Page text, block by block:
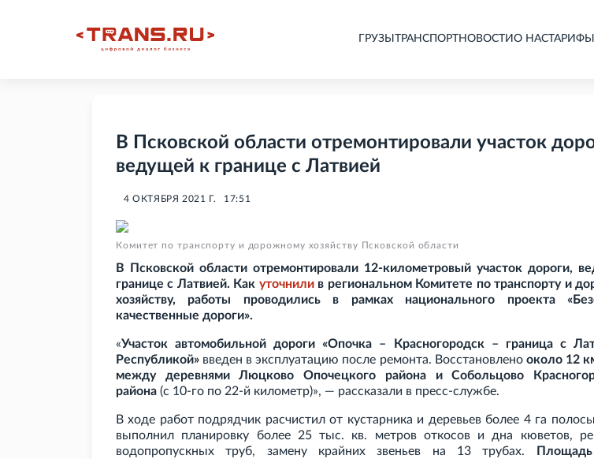
ГРУЗЫ ТРАНСПОРТНОВОСТИ О НАСТАРИФЫ
В Псковской области отремонтировали участок
ведущей к границе с Латвией
4 ОКТЯБРЯ 2021 Г. 17:51
Комитет по транспорту и дорожному хозяйству Псковской области
В Псковской области отремонтировали 12-километровый участок дороги,
границе с Латвией. Как уточнилив региональном Комитете по транспорту и
хозяйству, работы проводились в рамках национального проекта
качественные дороги».
«Участок автомобильной дороги «Опочка – Красногородск – граница с
Республикой» введен в эксплуатацию после ремонта. Восстановлено около 12
между деревнями Люцково Опочецкого района и Собольцово
района (с 10-го по 22-й километр)», — рассказали в пресс-службе.
В ходе работ подрядчик расчистил от кустарника и деревьев более 4 га
выполнил планировку более 25 тыс. кв.
метров откосов и дна кюветов,
водопропускных труб, замену крайних звеньев на 13 трубах.